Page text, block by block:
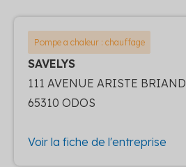
Pompe a chaleur : chauffage
SAVELYS
111 AVENUE ARISTE BRIAND
65310 ODOS
Voir la fiche de l'entreprise